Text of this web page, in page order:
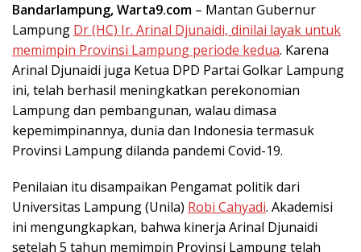
Bandarlampung, Warta9.com – Mantan Gubernur
Lampung Dr (HC) Ir. Arinal Djunaidi, dinilai layak untuk
memimpin Provinsi Lampung periode kedua. Karena
Arinal Djunaidi juga Ketua DPD Partai Golkar Lampung
ini, telah berhasil meningkatkan perekonomian
Lampung dan pembangunan, walau dimasa
kepemimpinannya, dunia dan Indonesia termasuk
Provinsi Lampung dilanda pandemi Covid-19.
Penilaian itu disampaikan Pengamat politik dari
Universitas Lampung (Unila) Robi Cahyadi. Akademisi
ini mengungkapkan, bahwa kinerja Arinal Djunaidi
setelah 5 tahun memimpin Provinsi Lampung telah